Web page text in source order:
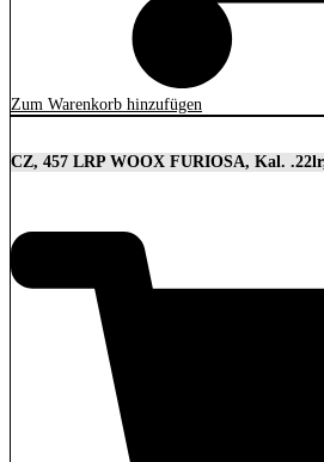
Zum Warenkorb hinzufügen
CZ, 457 LRP WOOX FURIOSA, Kal.